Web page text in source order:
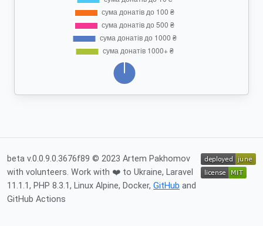
beta v.0.0.9.0.3676f89 © 2023 Artem Pakhomov
with volunteers. Work with ❤️ to Ukraine, Laravel
11.1.1, PHP 8.3.1, Linux Alpine, Docker, GitHub and
GitHub Actions